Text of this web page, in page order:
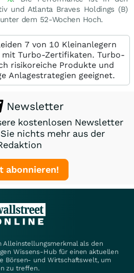
und Atlanta Braves Holdings (B)
dem 52-Wochen Hoch.
7 von 10 Kleinanlegern
mit Turbo-Zertifikaten. Turbo-
risikoreiche Produkte und
Anlagestrategien geeignet.
Newsletter
kostenlosen Newsletter
nichts mehr aus der
abonnieren!
Alleinstellungsmerkmal als den
Wissens-Hub für einen aktuellen
Börsen- und Wirtschaftswelt, um
zu treffen.